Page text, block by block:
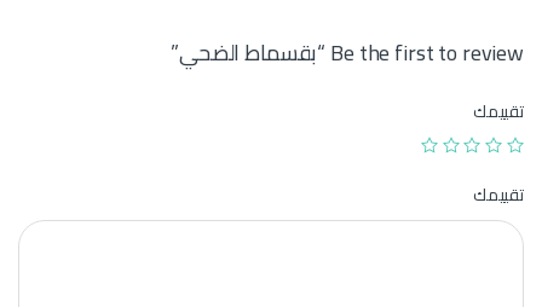
Be the first to review “بقسماط الضحي”
تقييمك
تقييمك